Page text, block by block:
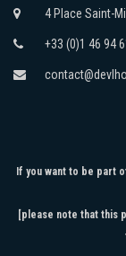
4 Place Saint-
+33 (0)1 46 94
If you want to be part
[please note that this